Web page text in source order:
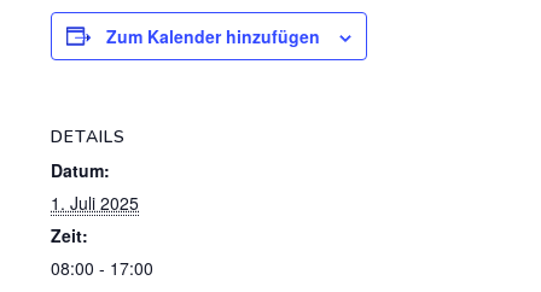
Zum Kalender hinzufügen
DETAILS
Datum:
1. Juli 2025
Zeit:
08:00 - 17:00